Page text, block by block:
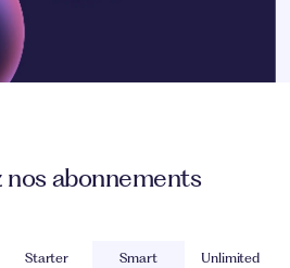
nos abonnements
Starter Smart Unlimited